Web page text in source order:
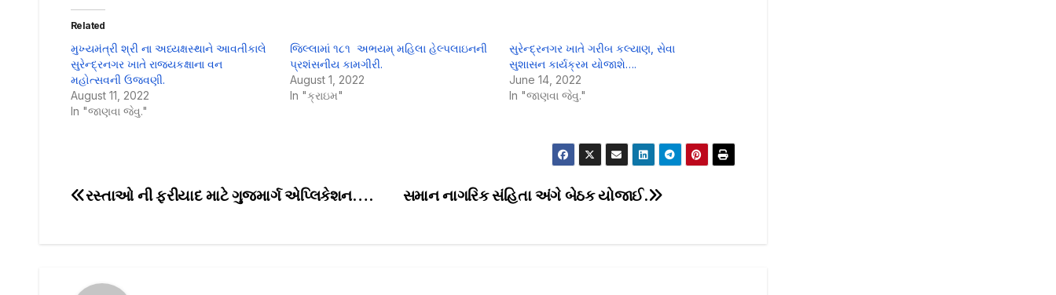
Related
મુખ્યમંત્રી શ્રી ના અધ્યક્ષસ્થાને આવતીકાલે
સુરેન્દ્રનગર ખાતે રાજ્યકક્ષાના વન
મહોત્સવની ઉજવણી.
August 11, 2022
In "જાણવા જેવુ."
જિલ્લામાં ૧૮૧ અભયમ્ મહિલા હેલ્પલાઇનની
પ્રશંસનીય કામગીરી.
August 1, 2022
In "ક્રાઇમ"
સુરેન્દ્રનગર ખાતે ગરીબ કલ્યાણ, સેવા
સુશાસન કાર્યક્રમ યોજાશે….
June 14, 2022
In "જાણવા જેવુ."
Post
સમાન નાગરિક સંહિતા અંગે બેઠક યોજાઈ.
રસ્તાઓ ની ફરીયાદ માટે ગુજમાર્ગ એપ્લિકેશન….